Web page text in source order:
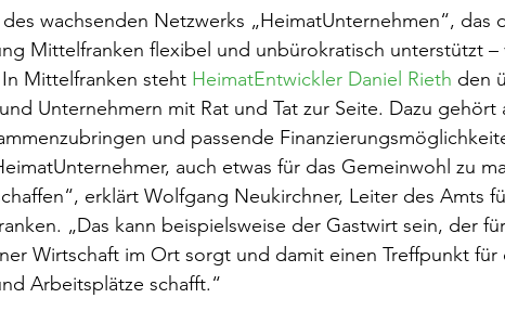
des wachsenden Netzwerks „HeimatUnternehmen“, das
Mittelfranken flexibel und unbürokratisch unterstützt
Mittelfranken steht HeimatEntwickler Daniel Rieth den
Unternehmern mit Rat und Tat zur Seite. Dazu gehört
und passende
auch etwas für das Gemeinwohl zu
erklärt Wolfgang Neukirchner, Leiter des Amts
„Das kann beispielsweise der Gastwirt sein, der
Wirtschaft im Ort sorgt und damit einen Treffpunkt für
Arbeitsplätze schafft.“